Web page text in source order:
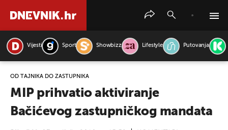
Vijesti Sport Showbizz Lifestyle Putovanja
OD TAJNIKA DO ZASTUPNIKA
MIP prihvatio aktiviranje
Bačićevog zastupničkog mandata
PRETRAŽITE VIJESTI